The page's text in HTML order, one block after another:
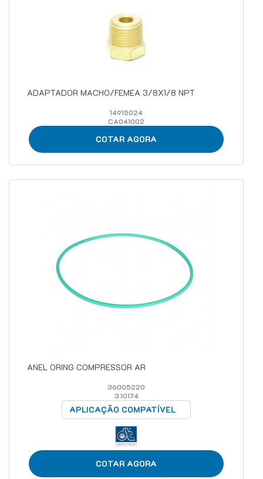
ADAPTADOR MACHO/FEMEA 3/8X1/8 NPT
14915024
CA041002
COTAR AGORA
ANEL ORING COMPRESSOR AR
36005220
3.10174
APLICAÇÃO COMPATÍVEL
COTAR AGORA